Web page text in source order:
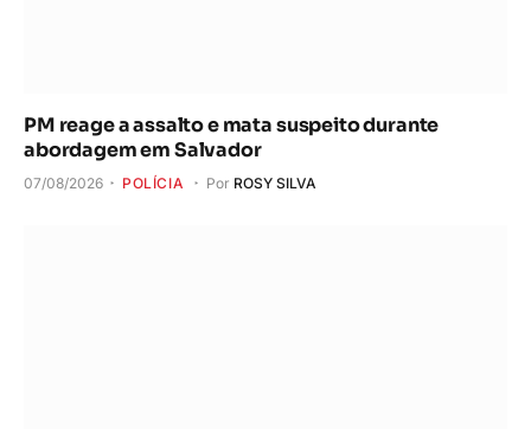
PM reage a assalto e mata suspeito durante
abordagem em Salvador
07/08/2026 POLÍCIA Por ROSY SILVA